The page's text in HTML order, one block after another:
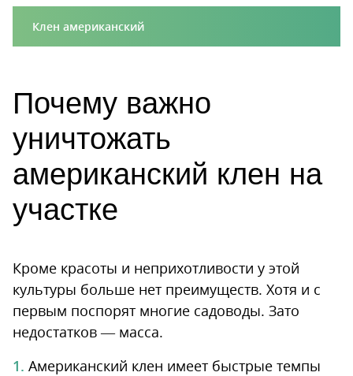
Клен американский
Почему важно
уничтожать
американский клен на
участке
Кроме красоты и неприхотливости у этой
культуры больше нет преимуществ. Хотя и с
первым поспорят многие садоводы. Зато
недостатков — масса.
Американский клен имеет быстрые темпы